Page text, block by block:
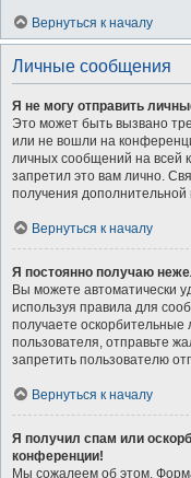
Вернуться к началу
Личные сообщения
Я не могу отправить
Это может быть вызвано
или не вошли на
личных сообщений на всей
запретил это вам лично.
получения
Вернуться к началу
Я постоянно получаю
Вы можете автоматически
используя правила для
получаете оскорбительные
пользователя, отправьте
запретить пользователю
Вернуться к началу
Я получил спам или
конференции!
Мы сожалеем об этом.